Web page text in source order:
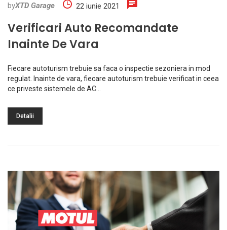
byXTD Garage 22 iunie 2021
Verificari Auto Recomandate
Inainte De Vara
Fiecare autoturism trebuie sa faca o inspectie sezoniera in mod
regulat. Inainte de vara, fiecare autoturism trebuie verificat in ceea
ce priveste sistemele de AC…
Detalii